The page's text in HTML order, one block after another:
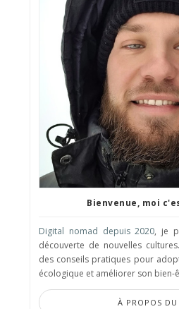
Bienvenue, moi
Digital nomad depuis 2020, je
découverte de nouvelles
des conseils pratiques pour
écologique et améliorer son bien-
À PROPOS DU